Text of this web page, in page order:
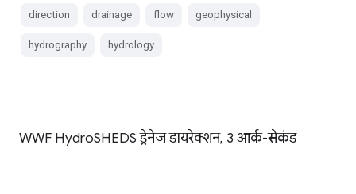
direction drainage flow geophysical
hydrography hydrology
WWF HydroSHEDS ड्रेनेज डायरेक्शन, 3 आर्क-सेकंड